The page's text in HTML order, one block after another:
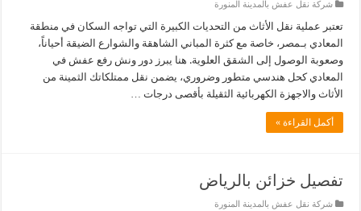
شركة نقل عفش بالمدينة المنورة
تعتبر عملية نقل الأثاث من التحديات الكبيرة التي تواجه السكان في منطقة
المعادي بـمصر، خاصة مع كثرة المباني الشاهقة والشوارع الضيقة أحياناً،
وصعوبة الوصول إلى الشقق العلوية. هنا يبرز دور ونش رفع عفش في
المعادي كحل هندسي متطور وضروري، يضمن نقل ممتلكاتك الثمينة من
الأثاث والاجهزة الكهربائية الثقيلة بأقصى درجات …
أكمل القراءة »
تفصيل خزائن بالرياض
شركة نقل عفش بالمدينة المنورة